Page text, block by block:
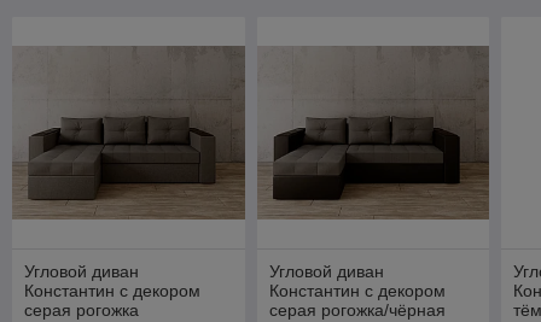
Угловой диван
Константин с декором
серая рогожка
Угловой диван
Константин с декором
серая рогожка/чёрная